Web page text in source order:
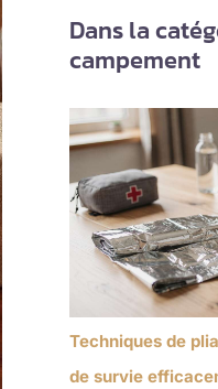
Dans la
campement
Techniques de
de survie